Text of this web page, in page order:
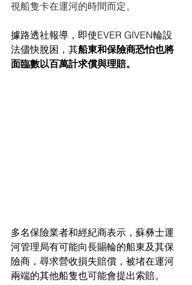
視船隻卡在運河的時間而定。
據路透社報導，即使EVER GIVEN輪設
法儘快脫困，其船東和保險商恐怕也將
面臨數以百萬計求償與理賠。
多名保險業者和經紀商表示，蘇彝士運
河管理局有可能向長賜輪的船東及其保
險商，尋求營收損失賠償，被堵在運河
兩端的其他船隻也可能會提出索賠。